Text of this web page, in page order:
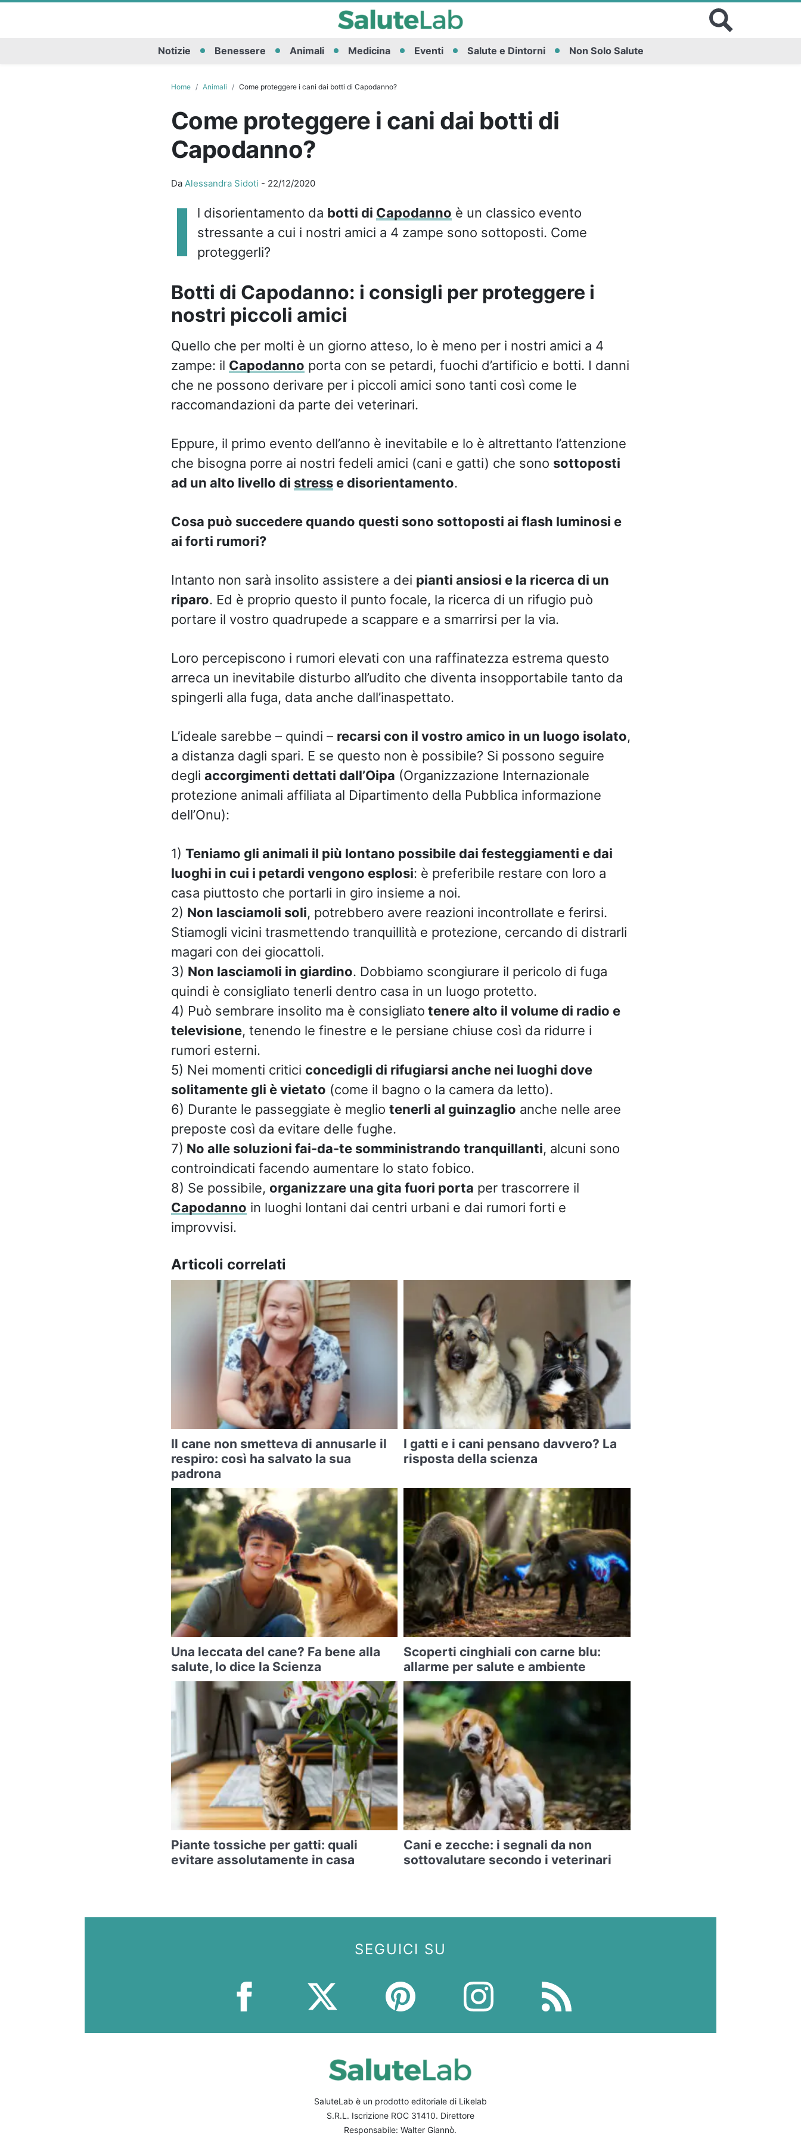
Notizie Benessere Animali Medicina Eventi Salute e Dintorni Non Solo Salute
Home Animali Come proteggere i cani dai botti di Capodanno?
Come proteggere i cani dai botti di
Capodanno?
Da Alessandra Sidoti - 22/12/2020
I l disorientamento da botti di Capodanno è un classico evento
stressante a cui i nostri amici a 4 zampe sono sottoposti. Come
proteggerli?
Botti di Capodanno: i consigli per proteggere i
nostri piccoli amici
Quello che per molti è un giorno atteso, lo è meno per i nostri amici a 4
zampe: il Capodanno porta con se petardi, fuochi d’artificio e botti. I danni
che ne possono derivare per i piccoli amici sono tanti così come le
raccomandazioni da parte dei veterinari.
Eppure, il primo evento dell’anno è inevitabile e lo è altrettanto l’attenzione
che bisogna porre ai nostri fedeli amici (cani e gatti) che sono sottoposti
ad un alto livello di stresse disorientamento.
Cosa può succedere quando questi sono sottoposti ai flash luminosi e
ai forti rumori?
Intanto non sarà insolito assistere a dei pianti ansiosi e la ricerca di un
riparo. Ed è proprio questo il punto focale, la ricerca di un rifugio può
portare il vostro quadrupede a scappare e a smarrirsi per la via.
Loro percepiscono i rumori elevati con una raffinatezza estrema questo
arreca un inevitabile disturbo all’udito che diventa insopportabile tanto da
spingerli alla fuga, data anche dall’inaspettato.
L’ideale sarebbe – quindi – recarsi con il vostro amico in un luogo isolato,
a distanza dagli spari. E se questo non è possibile? Si possono seguire
degli accorgimenti dettati dall’Oipa (Organizzazione Internazionale
protezione animali affiliata al Dipartimento della Pubblica informazione
dell’Onu):
1) Teniamo gli animali il più lontano possibile dai festeggiamenti e dai
luoghi in cui i petardi vengono esplosi: è preferibile restare con loro a
casa piuttosto che portarli in giro insieme a noi.
2) Non lasciamoli soli, potrebbero avere reazioni incontrollate e ferirsi.
Stiamogli vicini trasmettendo tranquillità e protezione, cercando di distrarli
magari con dei giocattoli.
3) Non lasciamoli in giardino. Dobbiamo scongiurare il pericolo di fuga
quindi è consigliato tenerli dentro casa in un luogo protetto.
4) Può sembrare insolito ma è consigliato tenere alto il volume di radio e
televisione, tenendo le finestre e le persiane chiuse così da ridurre i
rumori esterni.
5) Nei momenti critici concedigli di rifugiarsi anche nei luoghi dove
solitamente gli è vietato (come il bagno o la camera da letto).
6) Durante le passeggiate è meglio tenerli al guinzaglio anche nelle aree
preposte così da evitare delle fughe.
7) No alle soluzioni fai-da-te somministrando tranquillanti, alcuni sono
controindicati facendo aumentare lo stato fobico.
8) Se possibile, organizzare una gita fuori porta per trascorrere il
Capodanno in luoghi lontani dai centri urbani e dai rumori forti e
improvvisi.
Articoli correlati
Il cane non smetteva di annusarle il
respiro: così ha salvato la sua
padrona
I gatti e i cani pensano davvero? La
risposta della scienza
Una leccata del cane? Fa bene alla
salute, lo dice la Scienza
Scoperti cinghiali con carne blu:
allarme per salute e ambiente
Piante tossiche per gatti: quali
evitare assolutamente in casa
Cani e zecche: i segnali da non
sottovalutare secondo i veterinari
SEGUICI SU
SaluteLab è un prodotto editoriale di Likelab
S.R.L. Iscrizione ROC 31410. Direttore
Responsabile: Walter Giannò.